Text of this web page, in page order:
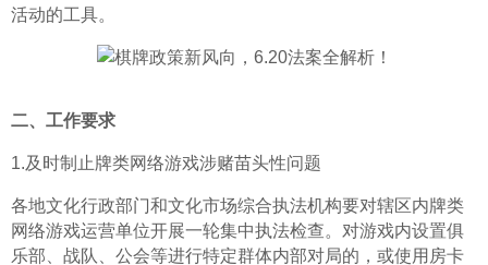
活动的工具。
二、工作要求
1.及时制止牌类网络游戏涉赌苗头性问题
各地文化行政部门和文化市场综合执法机构要对辖区内牌类
网络游戏运营单位开展一轮集中执法检查。对游戏内设置俱
乐部、战队、公会等进行特定群体内部对局的，或使用房卡